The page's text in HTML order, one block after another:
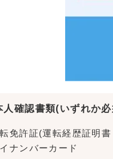
人確認書類(いずれか
免許証(運転経歴証明書
ナンバーカード